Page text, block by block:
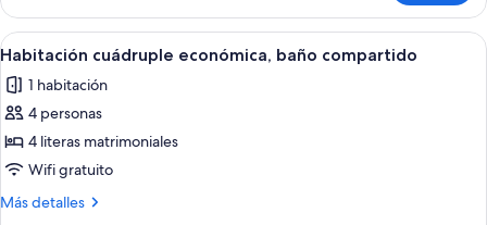
habitación,
torre
triple
Deluxe,
baño
la
habitación,
Abrir
todas
las
fotos
de
Habitación
cuádruple
Habitación con literas de madera y
4
Habitación cuádruple económica, baño compartido
1 habitación
4 personas
4 literas matrimoniales
Wifi gratuito
Más detalles
Más